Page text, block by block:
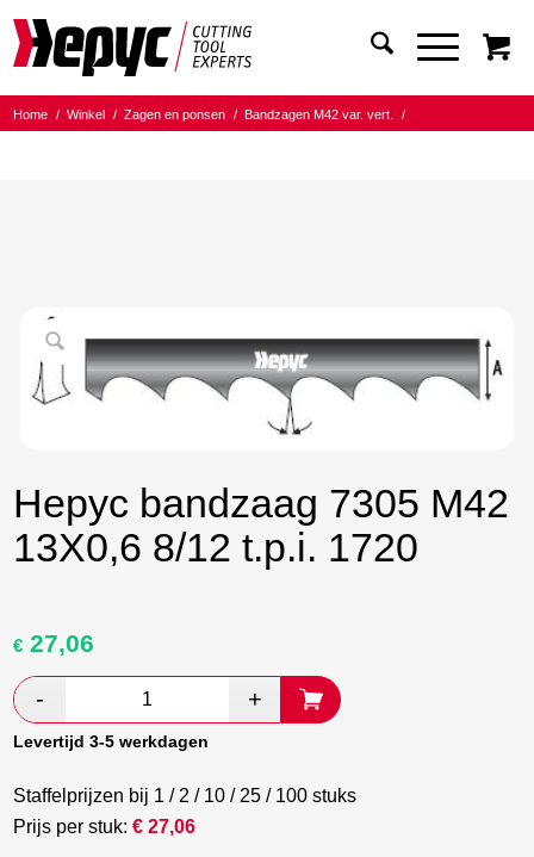
Home / Winkel / Zagen en ponsen / Bandzagen M42 var. vert.
/
Hepyc bandzaag 7305 M42
13X0,6 8/12 t.p.i. 1720
Oorspronkelijke
was:
€ 45,10.
€ 27,06
€ 26,16.
Levertijd 3-5 werkdagen
Staffelprijzen bij 1 / 2 / 10 / 25 / 100 stuks
Prijs per stuk:€27,06